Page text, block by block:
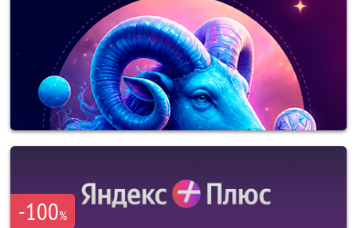
-100%